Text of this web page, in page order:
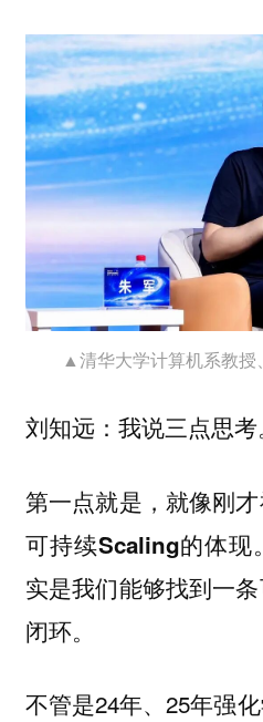
▲清华大学计算机系教授
刘知远 ：我说三点思考
第一点就是，就像刚
可持续Scaling的体现
实是我们能够找到一
闭环。
不管是24年、25年强